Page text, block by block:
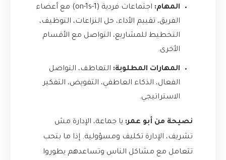
المهام:
اجتماعات فردية (1-on-1s) مع أعضاء
الفريق، تقييم الأداء، حل النزاعات، التوظيف،
التخطيط للمشاريع، التواصل مع الأقسام
الأخرى.
المهارات المطلوبة: التعاطف، التواصل
الفعال، الذكاء العاطفي، التفويض، التفكير
الاستراتيجي.
نصيحة من أبو عمر: يا جماعة، الإدارة مش
تشريف، الإدارة تكليف ومسؤولية. إذا ما بتحب
تتعامل مع مشاكل الناس وتساعدهم يطوروا